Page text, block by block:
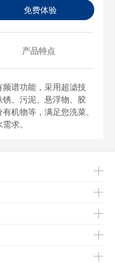
免费体验
产品特点
谱功能，采用超滤技
、污泥、悬浮物、胶
机物等，满足您洗菜、
求。